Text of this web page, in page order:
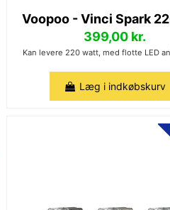
Voopoo - Vinci Spark
399,00 kr.
Kan levere 220 watt, med flotte LED
Læg i indkøbskurv